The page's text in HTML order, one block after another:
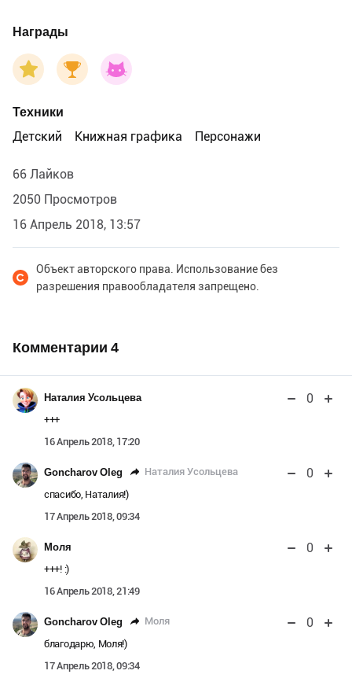
Награды
Техники
Детский
Книжная графика Персонажи
66 Лайков
2050 Просмотров
16 Апрель 2018, 13:57
Объект авторского права. Использование без
разрешения правообладателя запрещено.
Комментарии 4
Наталия Усольцева 0
+++
16 Апрель 2018, 17:20
Goncharov Oleg Наталия Усольцева 0
спасибо, Наталия!)
17 Апрель 2018, 09:34
Моля 0
+++! :)
16 Апрель 2018, 21:49
Goncharov Oleg Моля 0
благодарю, Моля!)
17 Апрель 2018, 09:34